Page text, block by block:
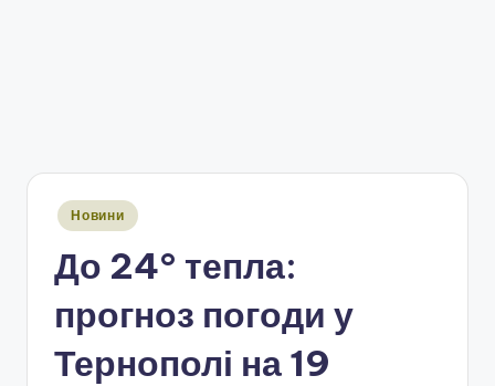
Опубліковано
Новини
До 24° тепла:
прогноз погоди у
Тернополі на 19